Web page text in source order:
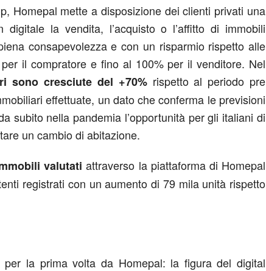
Homepal mette a disposizione dei clienti privati una
la vendita, l’acquisto o l’affitto di immobili
consapevolezza e con un risparmio rispetto alle
il compratore e fino al 100% per il venditore. Nel
sono cresciute del +70%rispetto al periodo pre
effettuate, un dato che conferma le previsioni
subito nella pandemia l’opportunità per gli italiani di
un cambio di abitazione.
valutati attraverso la piattaforma di Homepal
registrati con un aumento di 79 mila unità rispetto
per la prima volta da Homepal: la figura del digital